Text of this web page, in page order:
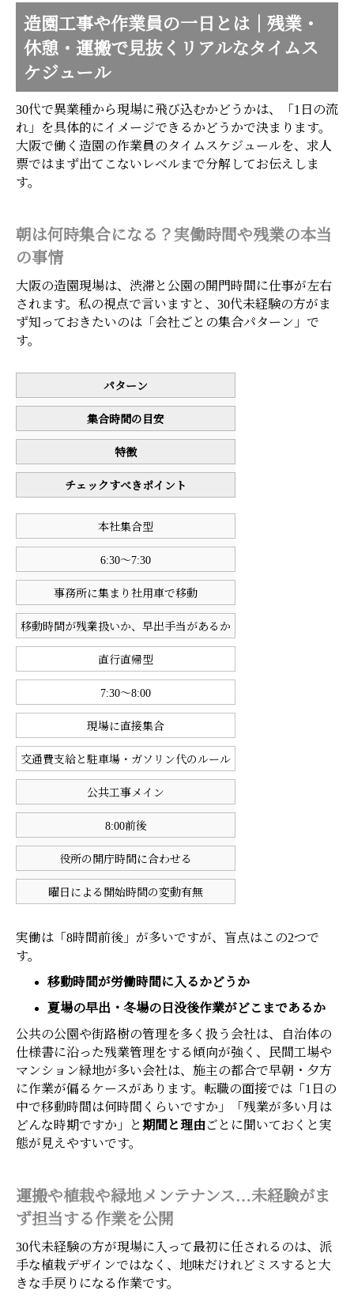
造園工事や作業員の一日とは｜残業・
休憩・運搬で見抜くリアルなタイムス
ケジュール
30代で異業種から現場に飛び込むかどうかは、「1日の流
れ」を具体的にイメージできるかどうかで決まります。
大阪で働く造園の作業員のタイムスケジュールを、求人
票ではまず出てこないレベルまで分解してお伝えしま
す。
朝は何時集合になる？実働時間や残業の本当
の事情
大阪の造園現場は、渋滞と公園の開門時間に仕事が左右
されます。私の視点で言いますと、30代未経験の方がま
ず知っておきたいのは「会社ごとの集合パターン」で
す。
パターン
集合時間の目安
特徴
チェックすべきポイント
本社集合型
6:30～7:30
事務所に集まり社用車で移動
移動時間が残業扱いか、早出手当があるか
直行直帰型
7:30～8:00
現場に直接集合
交通費支給と駐車場・ガソリン代のルール
公共工事メイン
8:00前後
役所の開庁時間に合わせる
曜日による開始時間の変動有無
実働は「8時間前後」が多いですが、盲点はこの2つで
す。
移動時間が労働時間に入るかどうか
夏場の早出・冬場の日没後作業がどこまであるか
公共の公園や街路樹の管理を多く扱う会社は、自治体の
仕様書に沿った残業管理をする傾向が強く、民間工場や
マンション緑地が多い会社は、施主の都合で早朝・夕方
に作業が偏るケースがあります。転職の面接では「1日の
中で移動時間は何時間くらいですか」「残業が多い月は
どんな時期ですか」と 期間と理由ごとに聞いておくと実
態が見えやすいです。
運搬や植栽や緑地メンテナンス…未経験がま
ず担当する作業を公開
30代未経験の方が現場に入って最初に任されるのは、派
手な植栽デザインではなく、地味だけれどミスすると大
きな手戻りになる作業です。